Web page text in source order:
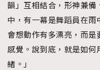
韻」互相結合，形神兼備
中，有一幕是舞蹈員在
會想動作有多漂亮，而
感覺。說到底，就是如何
緒。」